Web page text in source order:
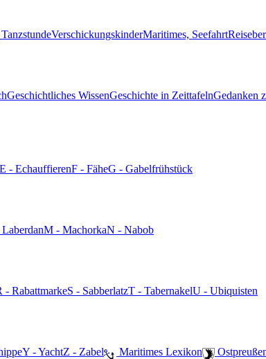
VerschickungskinderMaritimes, Seefahrt
Geschichtliches WissenGeschichte in ZeittafelnGedanken
E - EchauffierenF - FäheG - Gabelfrühstück
M - MachorkaN - Nabob
- RabattmarkeS - SabberlatzT - TabernakelU - Ubiquisten
Y - YachtZ - Zabel ️ Maritimes Lexikon